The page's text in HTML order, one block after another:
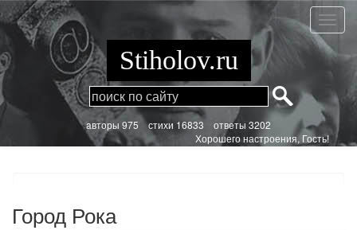
Перейти
к
основному
содержанию
Город
Рока
Stiholov.ru
aвторы 975стихи 16833 ответы 3202
Хорошего настроения, Гость!
Город Рока